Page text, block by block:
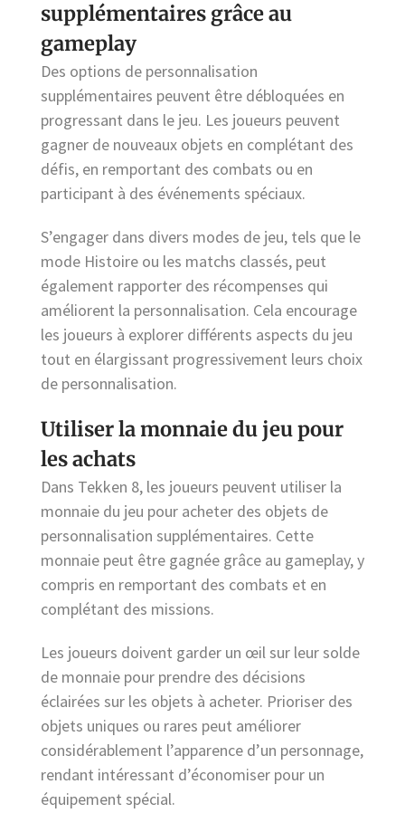
supplémentaires grâce au
gameplay
Des options de personnalisation
supplémentaires peuvent être débloquées en
progressant dans le jeu. Les joueurs peuvent
gagner de nouveaux objets en complétant des
défis, en remportant des combats ou en
participant à des événements spéciaux.
S’engager dans divers modes de jeu, tels que le
mode Histoire ou les matchs classés, peut
également rapporter des récompenses qui
améliorent la personnalisation. Cela encourage
les joueurs à explorer différents aspects du jeu
tout en élargissant progressivement leurs choix
de personnalisation.
Utiliser la monnaie du jeu pour
les achats
Dans Tekken 8, les joueurs peuvent utiliser la
monnaie du jeu pour acheter des objets de
personnalisation supplémentaires. Cette
monnaie peut être gagnée grâce au gameplay, y
compris en remportant des combats et en
complétant des missions.
Les joueurs doivent garder un œil sur leur solde
de monnaie pour prendre des décisions
éclairées sur les objets à acheter. Prioriser des
objets uniques ou rares peut améliorer
considérablement l’apparence d’un personnage,
rendant intéressant d’économiser pour un
équipement spécial.